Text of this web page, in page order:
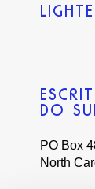
DO
PO Box
North